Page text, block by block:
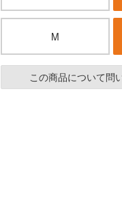
M
この商品について問